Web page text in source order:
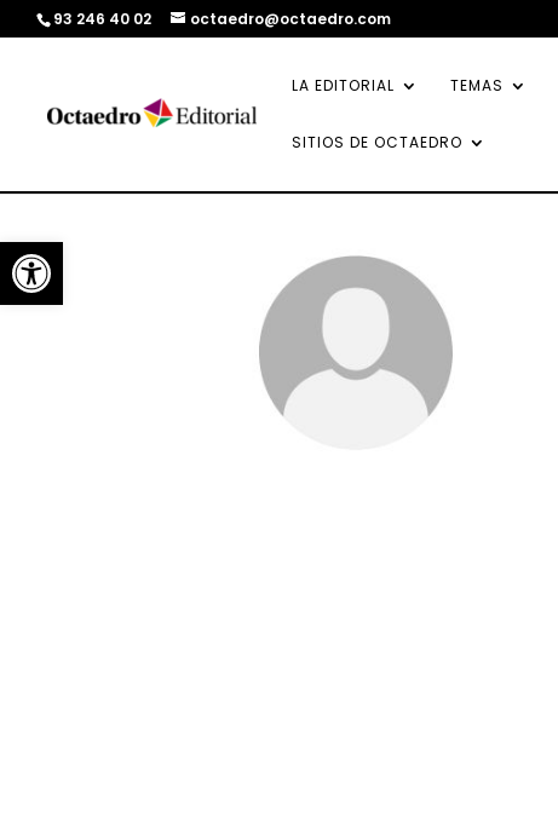
Abrir barra de herramientas
93 246 40 02 octaedro@octaedro.com
LA EDITORIAL TEMAS
SITIOS DE OCTAEDRO